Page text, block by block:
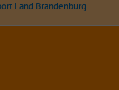
Land Brandenburg.